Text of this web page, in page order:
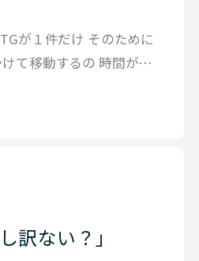
が１件だけ そのために
て移動するの 時間がも
ないですがZ
訳ない？」